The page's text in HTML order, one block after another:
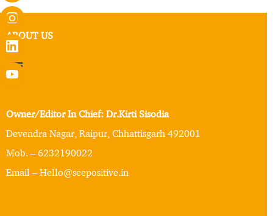
ABOUT US
Owner/Editor In Chief: Dr.Kirti Sisodia
Devendra Nagar, Raipur, Chhattisgarh 492001
Mob. – 6232190022
Email – Hello@seepositive.in